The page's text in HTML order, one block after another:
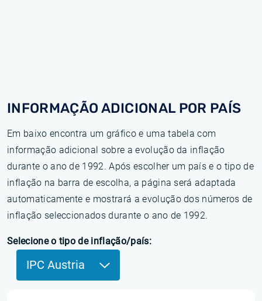
INFORMAÇÃO ADICIONAL POR PAÍS
Em baixo encontra um gráfico e uma tabela com
informação adicional sobre a evolução da inflação
durante o ano de 1992. Após escolher um país e o tipo de
inflação na barra de escolha, a página será adaptada
automaticamente e mostrará a evolução dos números de
inflação seleccionados durante o ano de 1992.
Selecione o tipo de inflação/país:
IPC Austria